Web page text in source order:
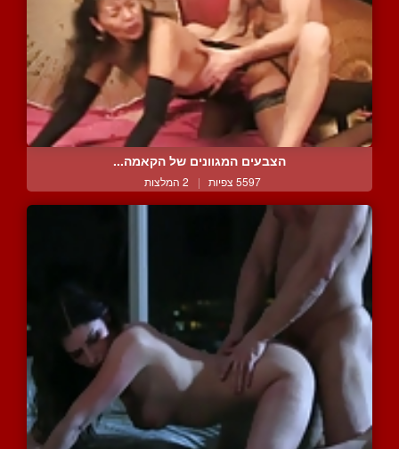
הצבעים המגוונים של הקאמה...
5597 צפיות | 2 המלצות